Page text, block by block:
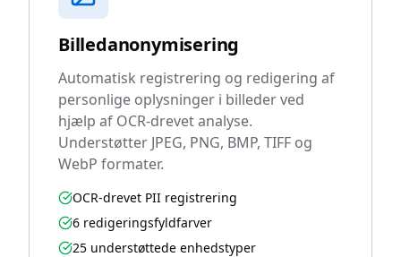
Billedanonymisering
Automatisk registrering og redigering af
personlige oplysninger i billeder ved
hjælp af OCR-drevet analyse.
Understøtter JPEG, PNG, BMP, TIFF og
WebP formater.
OCR-drevet PII registrering
6 redigeringsfyldfarver
25 understøttede enhedstyper